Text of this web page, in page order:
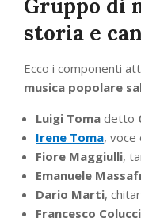
Gruppo di
storia e
Ecco i componenti
musica popolare
Luigi Toma detto
Irene Toma, voce
Fiore Maggiulli,
Emanuele
Dario Marti,
Francesco